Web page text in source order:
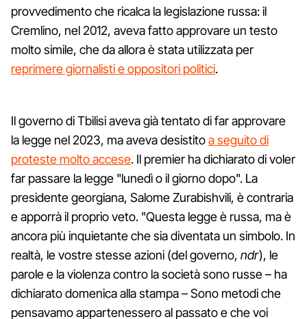
provvedimento che ricalca la legislazione russa: il
Cremlino, nel 2012, aveva fatto approvare un testo
molto simile, che da allora è stata utilizzata per
reprimere giornalisti e oppositori politici.
Il governo di Tbilisi aveva già tentato di far approvare
la legge nel 2023, ma aveva desistitoa seguito di
proteste molto accese. Il premier ha dichiarato di voler
far passare la legge "lunedì o il giorno dopo". La
presidente georgiana, Salome Zurabishvili, è contraria
e apporrà il proprio veto. "Questa legge è russa, ma è
ancora più inquietante che sia diventata un simbolo. In
realtà, le vostre stesse azioni (del governo, ndr), le
parole e la violenza contro la società sono russe – ha
dichiarato domenica alla stampa – Sono metodi che
pensavamo appartenessero al passato e che voi